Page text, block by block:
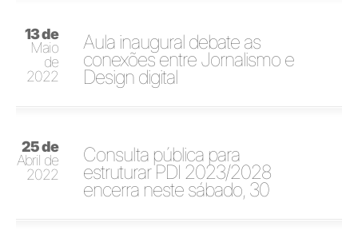
13 de
Maio
de
2022
Aula inaugural debate as
conexões entre Jornalismo e
Design digital
25 de
Abril de
2022
Consulta pública para
estruturar PDI 2023/2028
encerra neste sábado, 30